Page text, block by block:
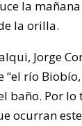
la
la orilla.
Jorge
“el río
baño. Por lo
ocurran